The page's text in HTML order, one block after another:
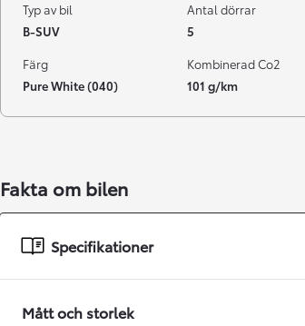
Från 238 900 kr
Easy Billån
GR Yaris
Typ av bil
B-SUV
Antal dörrar
5
Färg
Pure White (040)
Kombinerad Co2
101 g/km
Fakta om bilen
Specifikationer
Mått och storlek